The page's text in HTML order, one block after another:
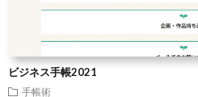
ビジネス手帳2021
手帳術